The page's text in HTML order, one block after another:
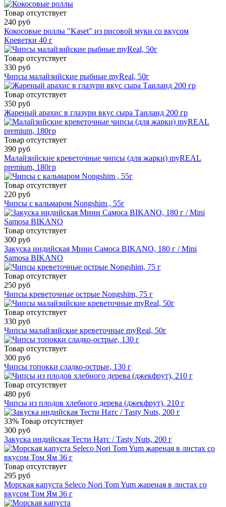
Товар отсутствует
240 руб
Кокосовые роллы "Kaset" из рисовой муки со вкусом
Креветки 40 г
Товар отсутствует
330 руб
Чипсы малайзийские рыбные myReal, 50г
Товар отсутствует
350 руб
Жареный арахис в глазури вкус сыра Таиланд 200 гр
Товар отсутствует
390 руб
Малайзийские креветочные чипсы (для жарки) myREAL
premium, 180гр
Товар отсутствует
220 руб
Чипсы с кальмаром Nongshim , 55г
Товар отсутствует
300 руб
Закуска индийская Мини Самоса BIKANO, 180 г / Mini
Samosa BIKANO
Товар отсутствует
250 руб
Чипсы креветочные острые Nongshim, 75 г
Товар отсутствует
330 руб
Чипсы малайзийские креветочные myReal, 50г
Товар отсутствует
300 руб
Чипсы топокки сладко-острые, 130 г
Товар отсутствует
480 руб
Чипсы из плодов хлебного дерева (джекфрут), 210 г
33% Товар отсутствует
300 руб
Закуска индийская Тести Натс / Tasty Nuts, 200 г
Товар отсутствует
295 руб
Морская капуста Seleco Nori Tom Yum жареная в листах со
вкусом Том Ям 36 г